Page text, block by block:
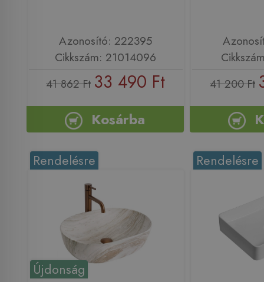
Azonosító: 222395
Cikkszám: 21014096
41 862 Ft 33 490 Ft
Kosárba
41 200 Ft
Újdonság
Rendelésre Rendelésre